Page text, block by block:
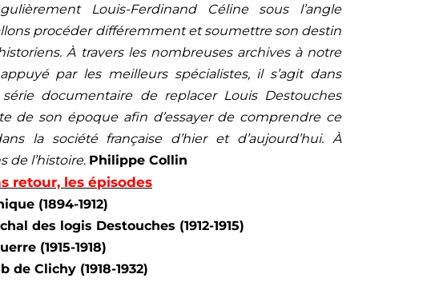
Louis-Ferdinand Céline sous l’angle
procéder différemment et soumettre son destin
À travers les nombreuses archives à notre
par les meilleurs spécialistes, il s’agit dans
documentaire de replacer Louis Destouches
de son époque afin d’essayer de comprendre ce
la société française d’hier et d’aujourd’hui. À
de l’histoire. Philippe Collin
retour, les épisodes
(1894-1912)
des logis Destouches (1912-1915)
(1915-1918)
de Clichy (1918-1932)